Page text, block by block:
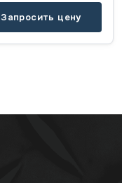
Запросить цену